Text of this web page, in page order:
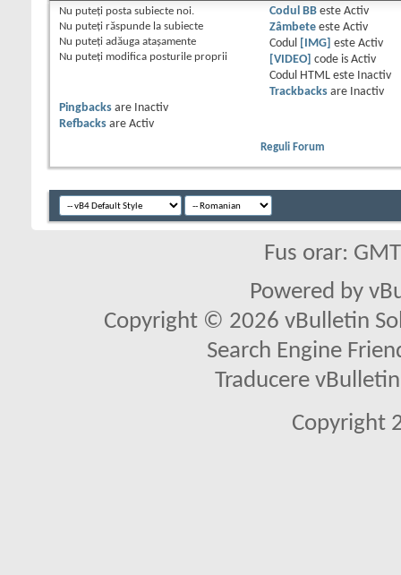
Nu puteţi posta subiecte noi.
Nu puteţi răspunde la subiecte
Nu puteţi adăuga ataşamente
Nu puteţi modifica posturile proprii
Codul BBeste Activ
Zâmbeteeste Activ
Codul
[IMG] este Activ
[VIDEO]
code is Activ
Codul HTML este
Inactiv
Trackbacksare
Inactiv
Pingbacks are
Inactiv
Refbacks are Activ
Reguli Forum
Fus orar:
Powered by
Copyright © 2026 vBulletin
Search Engine
Traducere
Copyright